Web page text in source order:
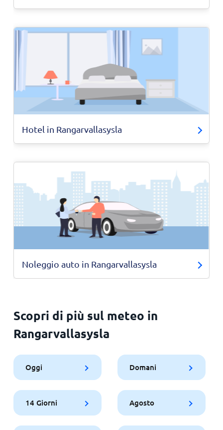
Hotel in Rangarvallasysla
Noleggio auto in Rangarvallasysla
Scopri di più sul meteo in
Rangarvallasysla
Oggi Domani
14 Giorni Agosto